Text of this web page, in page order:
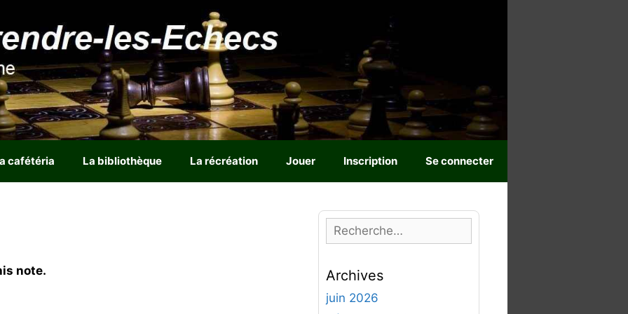
cafétéria La bibliothèque La récréation Jouer Inscription Se connecter
note.
e
h
e
Archives
juin 2026